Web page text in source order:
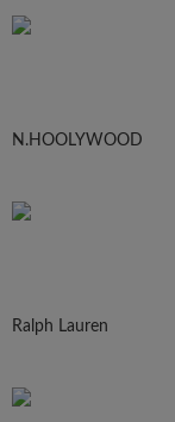
N.HOOLYWOOD
Ralph Lauren